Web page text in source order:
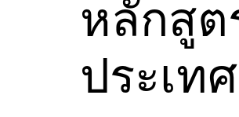
หลักสูต
ประเทศ